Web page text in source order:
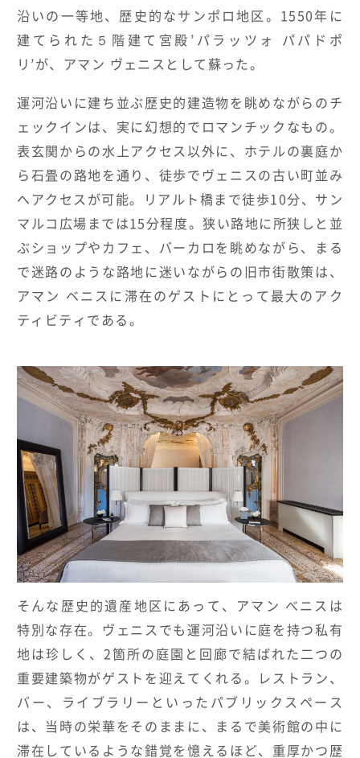
沿いの一等地、歴史的なサンポロ地区。1550年に
建てられた５階建て宮殿’パラッツォ パパドポ
リ’が、アマン ヴェニスとして蘇った。
運河沿いに建ち並ぶ歴史的建造物を眺めながらのチ
ェックインは、実に幻想的でロマンチックなもの。
表玄関からの水上アクセス以外に、ホテルの裏庭か
ら石畳の路地を通り、徒歩でヴェニスの古い町並み
へアクセスが可能。リアルト橋まで徒歩10分、サン
マルコ広場までは15分程度。狭い路地に所狭しと並
ぶショップやカフェ、バーカロを眺めながら、まる
で迷路のような路地に迷いながらの旧市街散策は、
アマン ベニスに滞在のゲストにとって最大のアク
ティビティである。
そんな歴史的遺産地区にあって、アマン べニスは
特別な存在。ヴェニスでも運河沿いに庭を持つ私有
地は珍しく、2箇所の庭園と回廊で結ばれた二つの
重要建築物がゲストを迎えてくれる。レストラン、
バー、ライブラリーといったパブリックスペース
は、当時の栄華をそのままに、まるで美術館の中に
滞在しているような錯覚を憶えるほど、重厚かつ歴